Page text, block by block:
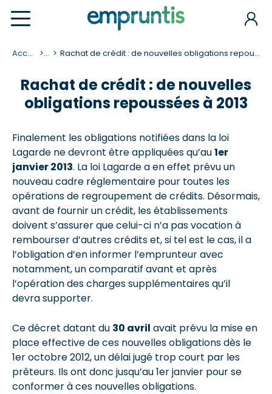
Accueil ... Rachat de crédit : de nouvelles obligations repoussées à 2013
Rachat de crédit : de nouvelles
obligations repoussées à 2013
Finalement les obligations notifiées dans la loi
Lagarde ne devront être appliquées qu’au1er
janvier 2013. La loi Lagarde a en effet prévu un
nouveau cadre réglementaire pour toutes les
opérations de regroupement de crédits. Désormais,
avant de fournir un crédit, les établissements
doivent s’assurer que celui-ci n’a pas vocation à
rembourser d’autres crédits et, si tel est le cas, il a
l’obligation d’en informer l’emprunteur avec
notamment, un comparatif avant et après
l’opération des charges supplémentaires qu’il
devra supporter.
Ce décret datant du 30 avril avait prévu la mise en
place effective de ces nouvelles obligations dès le
1er octobre 2012, un délai jugé trop court par les
prêteurs. Ils ont donc jusqu’au 1er janvier pour se
conformer à ces nouvelles obligations.